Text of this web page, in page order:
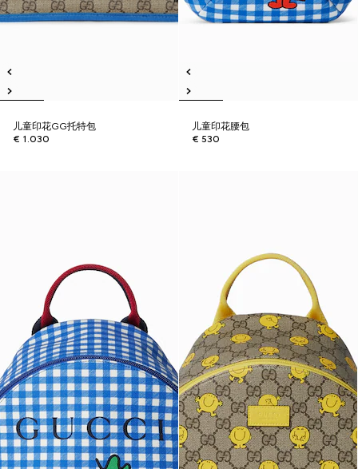
儿童印花GG托特包
€ 1.030
儿童印花腰包
€ 530